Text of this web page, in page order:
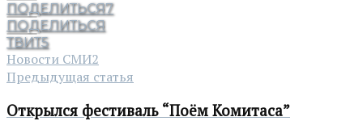
ПОДЕЛИТЬСЯ7
ПОДЕЛИТЬСЯ
ТВИТ5
Новости СМИ2
Предыдущая статья
Открылся фестиваль “Поём Комитаса”